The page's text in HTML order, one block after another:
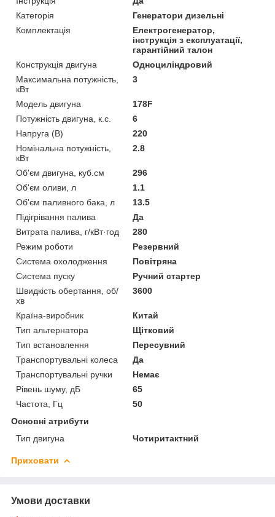
Категорія
Генератори дизельні
Комплектація
Електрогенератор,
інструкція з експлуатації,
гарантійний талон
Конструкція двигуна
Одноциліндровий
Максимальна потужність,
кВт
3
Модель двигуна
178F
Потужність двигуна, к.с.
6
Напруга (В)
220
Номінальна потужність,
кВт
2.8
Об'єм двигуна, куб.см
296
Об'єм оливи, л
1.1
Об'єм паливного бака, л
13.5
Підігрівання палива
Да
Витрата палива, г/кВт·год
280
Режим роботи
Резервний
Система охолодження
Повітряна
Система пуску
Ручний стартер
Швидкість обертання, об/
хв
3600
Країна-виробник
Китай
Тип альтернатора
Щітковий
Тип встановлення
Пересувний
Транспортувальні колеса
Да
Транспортувальні ручки
Немає
Рівень шуму, дБ
65
Частота, Гц
50
Основні атрибути
Тип двигуна
Чотиритактний
Приховати
Умови доставки